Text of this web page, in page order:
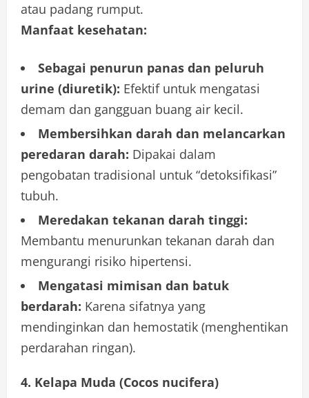
atau padang rumput.
Manfaat kesehatan:
Sebagai penurun panas dan peluruh
urine (diuretik): Efektif untuk mengatasi
demam dan gangguan buang air kecil.
Membersihkan darah dan melancarkan
peredaran darah: Dipakai dalam
pengobatan tradisional untuk “detoksifikasi”
tubuh.
Meredakan tekanan darah tinggi:
Membantu menurunkan tekanan darah dan
mengurangi risiko hipertensi.
Mengatasi mimisan dan batuk
berdarah: Karena sifatnya yang
mendinginkan dan hemostatik (menghentikan
perdarahan ringan).
4. Kelapa Muda (Cocos nucifera)